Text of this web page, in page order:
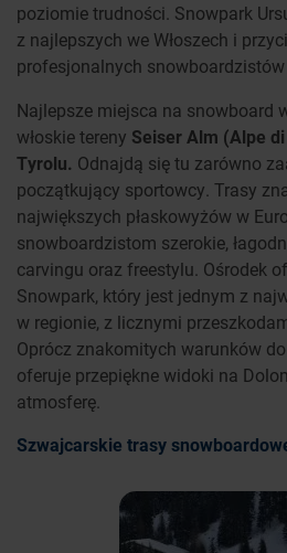
poziomie trudności. Snowpark
z najlepszych we Włoszech i
profesjonalnych
Najlepsze miejsca na snowboard
włoskie tereny Seiser Alm (Alpe
Tyrolu. Odnajdą się tu zarówno
początkujący sportowcy. Trasy
największych płaskowyżów w
snowboardzistom szerokie,
carvingu oraz freestylu. Ośrodek
Snowpark, który jest jednym z
w regionie, z licznymi
Oprócz znakomitych warunków
oferuje przepiękne widoki na
atmosferę.
Szwajcarskie trasy